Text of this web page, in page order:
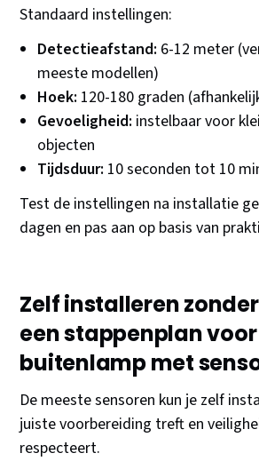
Standaard instellingen:
Detectieafstand: 6-12 meter
meeste modellen)
Hoek: 120-180 graden
Gevoeligheid: instelbaar voor
objecten
Tijdsduur: 10 seconden tot 10
Test de instellingen na installatie
dagen en pas aan op basis van
Zelf installeren
een stappenplan
buitenlamp met
De meeste sensoren kun je zelf
juiste voorbereiding treft en
respecteert.